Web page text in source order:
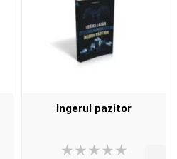
Ingerul pazitor